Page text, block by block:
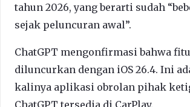
tahun 2026, yang berarti sudah
sejak peluncuran awal”.
ChatGPT mengonfirmasi bahwa
diluncurkan dengan iOS 26.4. Ini
kalinya aplikasi obrolan pihak
ChatGPT tersedia di CarPlay.